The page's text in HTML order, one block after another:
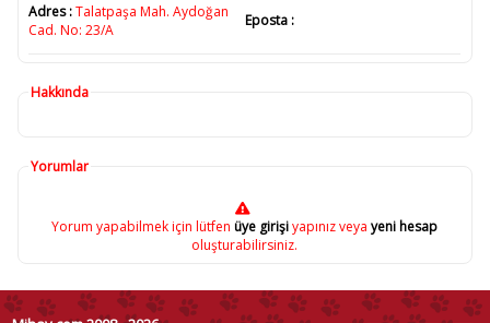
Adres :Talatpaşa Mah. Aydoğan
Cad. No: 23/A
Eposta :
Hakkında
Yorumlar
Yorum yapabilmek için lütfen üye girişiyapınız veya yeni hesap
oluşturabilirsiniz.